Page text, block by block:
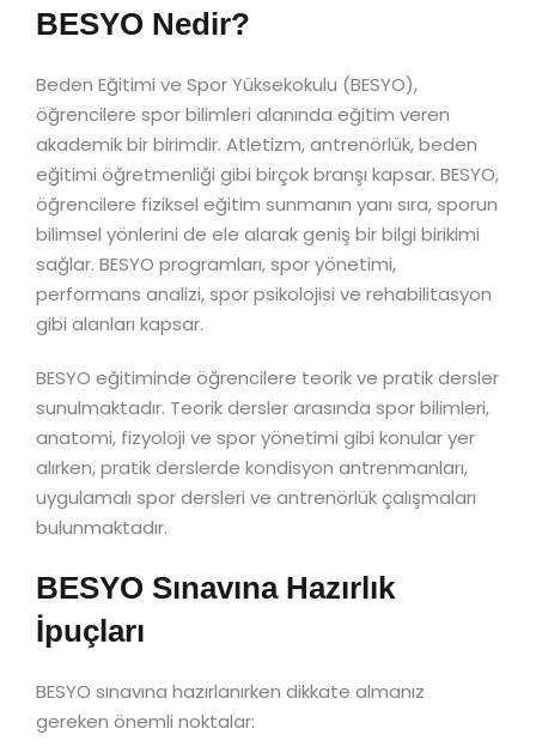
BESYO Nedir?
Beden Eğitimi ve Spor Yüksekokulu (BESYO),
öğrencilere spor bilimleri alanında eğitim veren
akademik bir birimdir. Atletizm, antrenörlük, beden
eğitimi öğretmenliği gibi birçok branşı kapsar. BESYO,
öğrencilere fiziksel eğitim sunmanın yanı sıra, sporun
bilimsel yönlerini de ele alarak geniş bir bilgi birikimi
sağlar. BESYO programları, spor yönetimi,
performans analizi, spor psikolojisi ve rehabilitasyon
gibi alanları kapsar.
BESYO eğitiminde öğrencilere teorik ve pratik dersler
sunulmaktadır. Teorik dersler arasında spor bilimleri,
anatomi, fizyoloji ve spor yönetimi gibi konular yer
alırken, pratik derslerde kondisyon antrenmanları,
uygulamalı spor dersleri ve antrenörlük çalışmaları
bulunmaktadır.
BESYO Sınavına Hazırlık
İpuçları
BESYO sınavına hazırlanırken dikkate almanız
gereken önemli noktalar: